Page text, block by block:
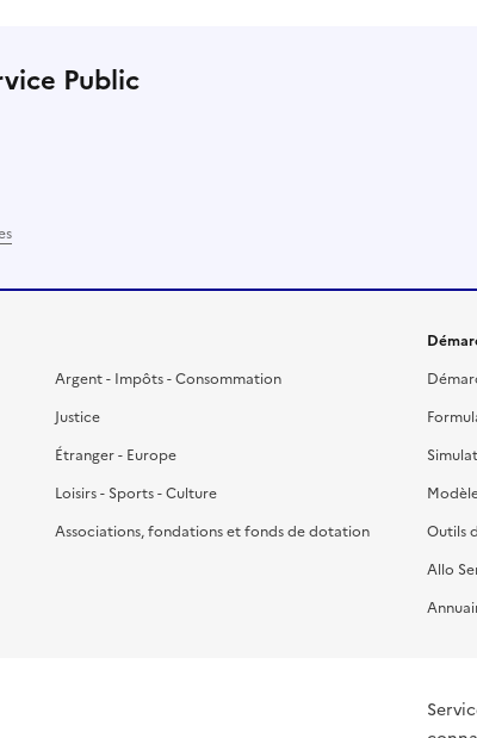
Public
Argent - Impôts - Consommation
Justice
Étranger - Europe
Loisirs - Sports - Culture
Associations, fondations et fonds de dotation
Outils
Allo